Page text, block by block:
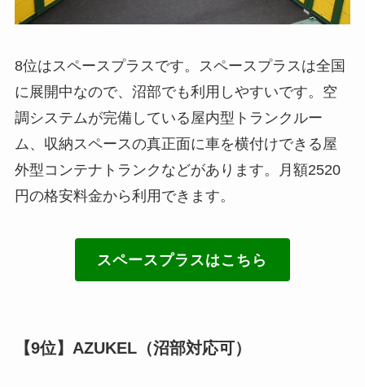
8位はスペースプラスです。スペースプラスは全国
に展開中なので、沼部でも利用しやすいです。空
調システムが完備している屋内型トランクルー
ム、収納スペースの真正面に車を横付けできる屋
外型コンテナトランクなどがあります。月額2520
円の格安料金から利用できます。
スペースプラスはこちら
【9位】AZUKEL（沼部対応可）